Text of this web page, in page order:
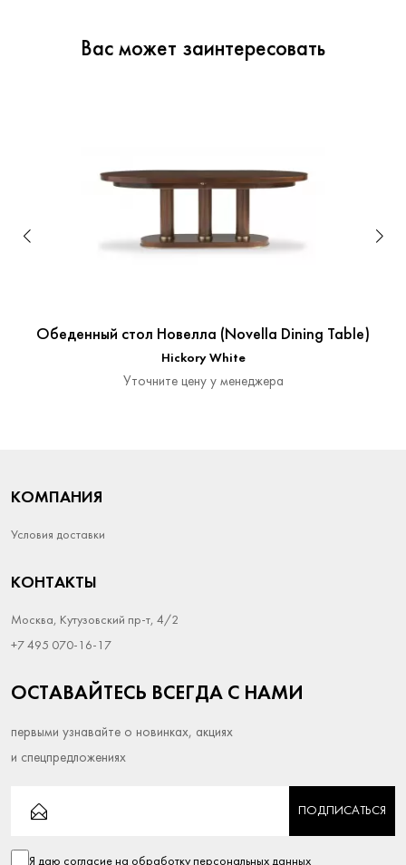
Вас может заинтересовать
Обеденный стол Новелла (Novella Dining Table)
Hickory White
Уточните цену у менеджера
КОМПАНИЯ
Условия доставки
КОНТАКТЫ
Москва, Кутузовский пр-т, 4/2
+7 495 070-16-17
ОСТАВАЙТЕСЬ ВСЕГДА С НАМИ
первыми узнавайте о новинках, акциях
и спецпредложениях
ПОДПИСАТЬСЯ
Я даю согласие на обработку персональных данных